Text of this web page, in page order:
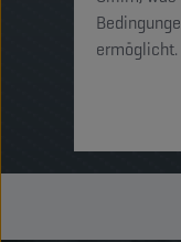
ermöglicht.